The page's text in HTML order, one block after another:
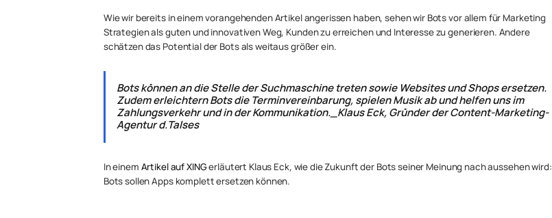
Wie wir bereits in einem vorangehenden Artikel angerissen haben, sehen wir Bots vor allem für Marketing
Strategien als guten und innovativen Weg, Kunden zu erreichen und Interesse zu generieren. Andere
schätzen das Potential der Bots als weitaus größer ein.
Bots können an die Stelle der Suchmaschine treten sowie Websites und Shops ersetzen.
Zudem erleichtern Bots die Terminvereinbarung, spielen Musik ab und helfen uns im
Zahlungsverkehr und in der Kommunikation._Klaus Eck, Gründer der Content-Marketing-
Agentur d.Talses
In einem Artikel auf XINGerläutert Klaus Eck, wie die Zukunft der Bots seiner Meinung nach aussehen wird:
Bots sollen Apps komplett ersetzen können.